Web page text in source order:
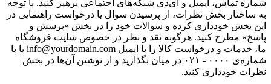
شماره تماس، ایمیل و آی‌دی شبکه‌های اجتماعی پرهیز کنید. با توجه
به ساختار بخش نظرات، از پرسیدن سوال یا درخواست راهنمایی در
این بخش خودداری کرده و سوالات خود را در بخش «پرسش و
پاسخ» مطرح کنید. هرگونه نقد و نظر در خصوص سایت فروشگاه
ما، خدمات و درخواست کالا را با ایمیل info@yourdomain.com یا با
شماره‌ی ۰۰۰۰ - ۰۲۱ در میان بگذارید و از نوشتن آن‌ها در بخش
نظرات خودداری کنید.